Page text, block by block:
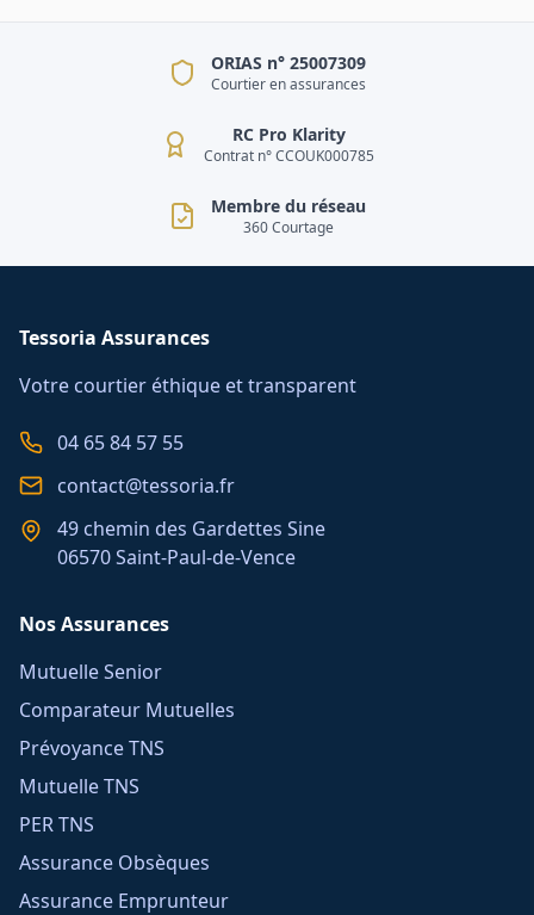
ORIAS n° 25007309
Courtier en assurances
RC Pro Klarity
Contrat n° CCOUK000785
Membre du réseau
360 Courtage
Tessoria Assurances
Votre courtier éthique et transparent
04 65 84 57 55
contact@tessoria.fr
49 chemin des Gardettes Sine
06570 Saint-Paul-de-Vence
Nos Assurances
Mutuelle Senior
Comparateur Mutuelles
Prévoyance TNS
Mutuelle TNS
PER TNS
Assurance Obsèques
Assurance Emprunteur